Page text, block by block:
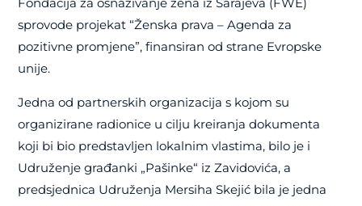
sprovode projekat “Ženska prava – Agenda za
pozitivne promjene”, finansiran od strane Evropske
unije.
Jedna od partnerskih organizacija s kojom su
organizirane radionice u cilju kreiranja dokumenta
koji bi bio predstavljen lokalnim vlastima, bilo je i
Udruženje građanki „Pašinke“ iz Zavidovića, a
predsjednica Udruženja Mersiha Skejić bila je jedna